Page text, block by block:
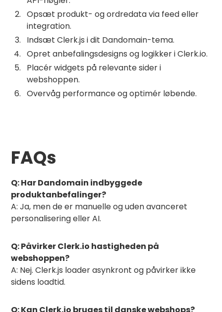
Opsæt produkt- og ordredata via feed eller
integration.
Indsæt Clerk.js i dit Dandomain-tema.
Opret anbefalingsdesigns og logikker i Clerk.io.
Placér widgets på relevante sider i
webshoppen.
Overvåg performance og optimér løbende.
FAQs
Q: Har Dandomain indbyggede
produktanbefalinger?
A: Ja, men de er manuelle og uden avanceret
personalisering eller AI.
Q: Påvirker Clerk.io hastigheden på
webshoppen?
A: Nej. Clerk.js loader asynkront og påvirker ikke
sidens loadtid.